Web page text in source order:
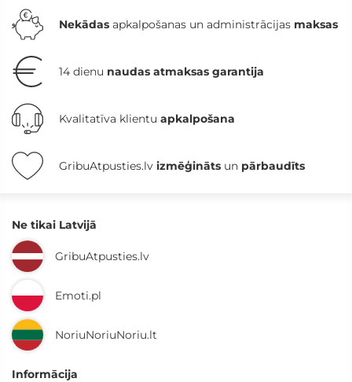
Nekādas apkalpošanas un administrācijas maksas
14 dienu naudas atmaksas garantija
Kvalitatīva klientu apkalpošana
GribuAtpusties.lv izmēģināts un pārbaudīts
Ne tikai Latvijā
GribuAtpusties.lv
Emoti.pl
NoriuNoriuNoriu.lt
Informācija